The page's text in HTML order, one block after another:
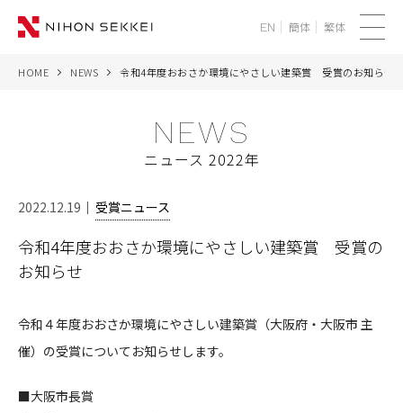
ニ
NEWS
CORPORATE
EN 簡体 繁体
HOME NEWS 令和4年度おおさか環境にやさしい建築賞 受賞のお知らせ
NEWS
ニュース 2022年
2022.12.19 受賞ニュース
令和4年度おおさか環境にやさしい建築賞 受賞の
お知らせ
令和４年度おおさか環境にやさしい建築賞（大阪府・大阪市 主
催）の受賞についてお知らせします。
■大阪市長賞